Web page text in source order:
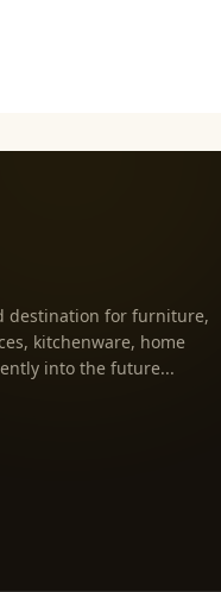
destination for furniture,
kitchenware, home
into the future...